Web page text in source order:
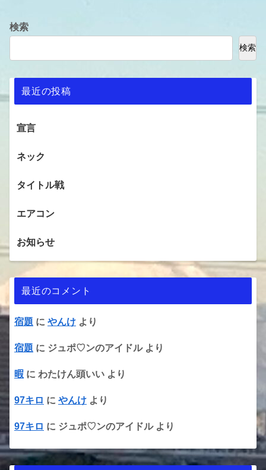
検索
検索
最近の投稿
宣言
ネック
タイトル戦
エアコン
お知らせ
最近のコメント
宿題 に やんけ より
宿題 に ジュポ♡ンのアイドルより
暇 に わたけん頭いい より
97キロ に やんけ より
97キロ に ジュポ♡ンのアイドルより